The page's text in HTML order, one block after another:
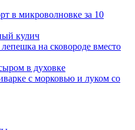
в микроволновке за 10
кулич
на сковороде вместо
в духовке
с морковью и луком со